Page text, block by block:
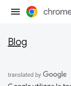
Blog